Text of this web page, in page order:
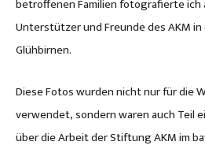
betroffenen Familien fotografierte ich
Unterstützer und Freunde des AKM
Glühbirnen.
Diese Fotos wurden nicht nur für die
verwendet, sondern waren auch Teil
über die Arbeit der Stiftung AKM im